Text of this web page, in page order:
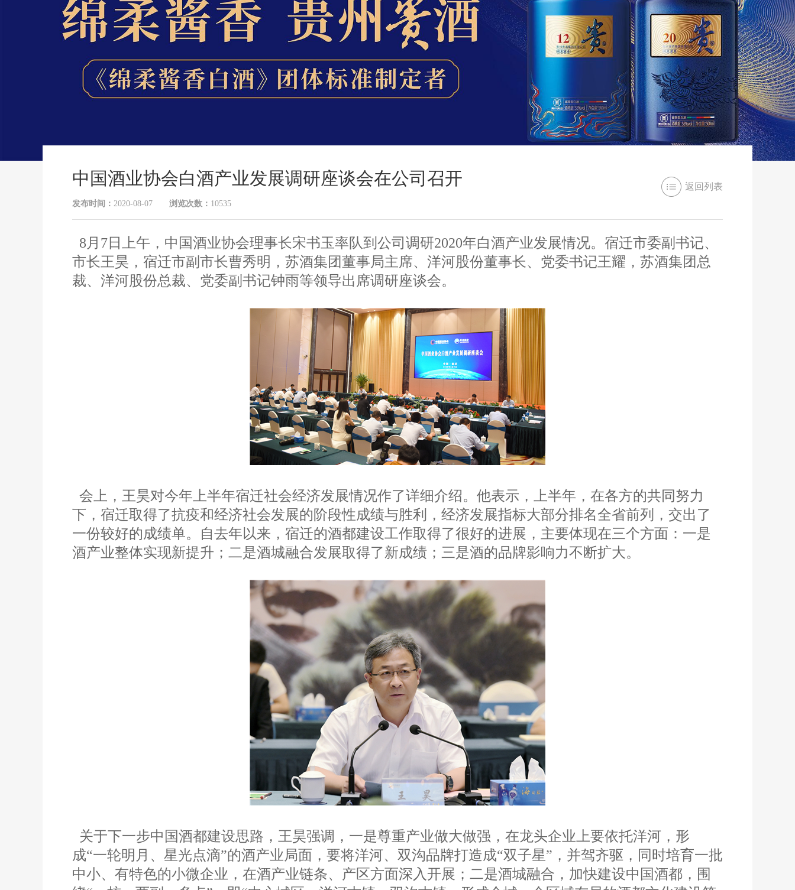
返回列表
中国酒业协会白酒产业发展调研座谈会在公司召开
发布时间： 2020-08-07 浏览次数： 10535
8月7日上午，中国酒业协会理事长宋书玉率队到公司调研2020年白酒产业发展情况。宿迁市委副书记、
市长王昊，宿迁市副市长曹秀明，苏酒集团董事局主席、洋河股份董事长、党委书记王耀，苏酒集团总
裁、洋河股份总裁、党委副书记钟雨等领导出席调研座谈会。
会上，王昊对今年上半年宿迁社会经济发展情况作了详细介绍。他表示，上半年，在各方的共同努力
下，宿迁取得了抗疫和经济社会发展的阶段性成绩与胜利，经济发展指标大部分排名全省前列，交出了
一份较好的成绩单。自去年以来，宿迁的酒都建设工作取得了很好的进展，主要体现在三个方面：一是
酒产业整体实现新提升；二是酒城融合发展取得了新成绩；三是酒的品牌影响力不断扩大。
关于下一步中国酒都建设思路，王昊强调，一是尊重产业做大做强，在龙头企业上要依托洋河，形
成“一轮明月、星光点滴”的酒产业局面，要将洋河、双沟品牌打造成“双子星”，并驾齐驱，同时培育一批
中小、有特色的小微企业，在酒产业链条、产区方面深入开展；二是酒城融合，加快建设中国酒都，围